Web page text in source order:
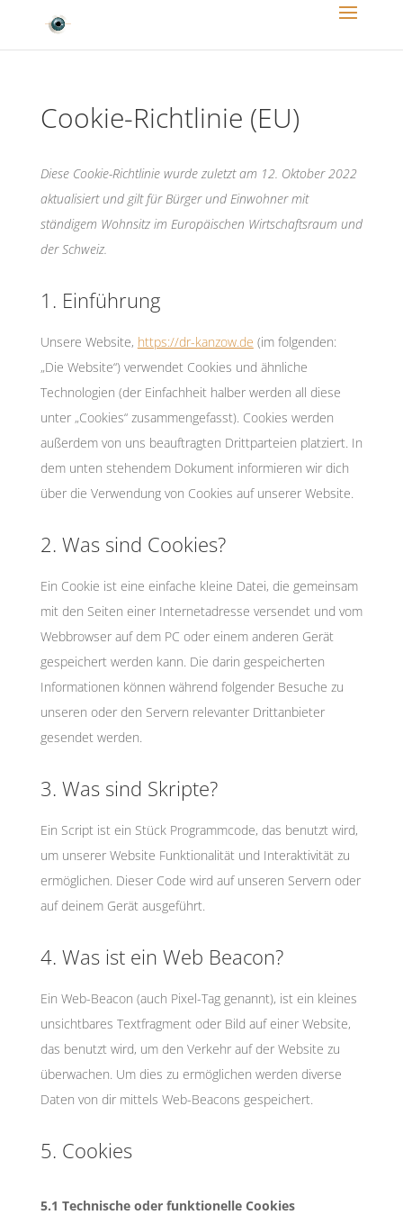
Cookie-Richtlinie (EU)
Diese Cookie-Richtlinie wurde zuletzt am 12. Oktober 2022
aktualisiert und gilt für Bürger und Einwohner mit
ständigem Wohnsitz im Europäischen Wirtschaftsraum und
der Schweiz.
1. Einführung
Unsere Website, https://dr-kanzow.de (im folgenden:
„Die Website“) verwendet Cookies und ähnliche
Technologien (der Einfachheit halber werden all diese
unter „Cookies“ zusammengefasst). Cookies werden
außerdem von uns beauftragten Drittparteien platziert. In
dem unten stehendem Dokument informieren wir dich
über die Verwendung von Cookies auf unserer Website.
2. Was sind Cookies?
Ein Cookie ist eine einfache kleine Datei, die gemeinsam
mit den Seiten einer Internetadresse versendet und vom
Webbrowser auf dem PC oder einem anderen Gerät
gespeichert werden kann. Die darin gespeicherten
Informationen können während folgender Besuche zu
unseren oder den Servern relevanter Drittanbieter
gesendet werden.
3. Was sind Skripte?
Ein Script ist ein Stück Programmcode, das benutzt wird,
um unserer Website Funktionalität und Interaktivität zu
ermöglichen. Dieser Code wird auf unseren Servern oder
auf deinem Gerät ausgeführt.
4. Was ist ein Web Beacon?
Ein Web-Beacon (auch Pixel-Tag genannt), ist ein kleines
unsichtbares Textfragment oder Bild auf einer Website,
das benutzt wird, um den Verkehr auf der Website zu
überwachen. Um dies zu ermöglichen werden diverse
Daten von dir mittels Web-Beacons gespeichert.
5. Cookies
5.1 Technische oder funktionelle Cookies